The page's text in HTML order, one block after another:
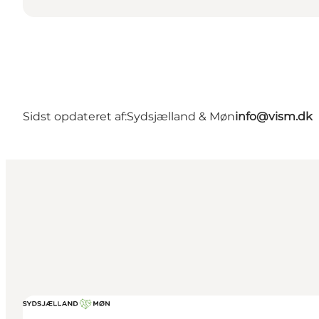
Sidst opdateret af:Sydsjælland & Møninfo@vism.dk